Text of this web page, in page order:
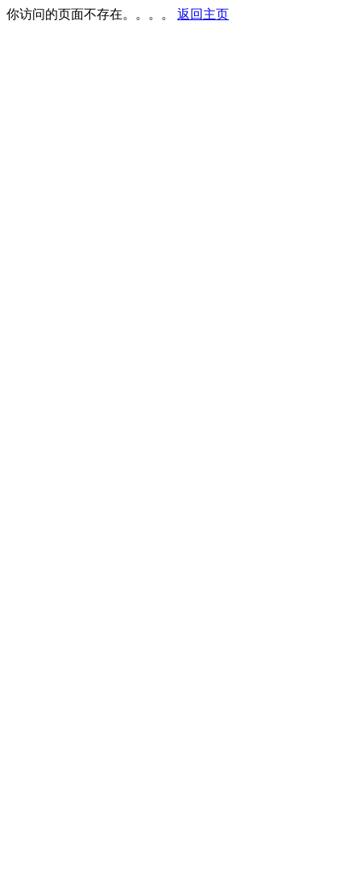
你访问的页面不存在。。。。 返回主页